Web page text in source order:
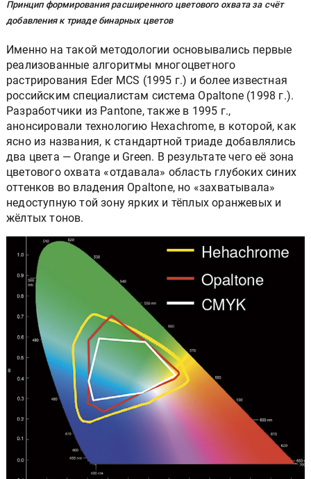
Принцип формирования расширенного цветового охвата за счёт
добавления к триаде бинарных цветов
Именно на такой методологии основывались первые
реализованные алгоритмы многоцветного
растрирования Eder MCS (1995 г.) и более известная
российским специалистам система Opaltone (1998 г.).
Разработчики из Pantone, также в 1995 г.,
анонсировали технологию Hexachrome, в которой, как
ясно из названия, к стандартной триаде добавлялись
два цвета — Orange и Green. В результате чего её зона
цветового охвата «отдавала» область глубоких синих
оттенков во владения Opaltone, но «захватывала»
недоступную той зону ярких и тёплых оранжевых и
жёлтых тонов.